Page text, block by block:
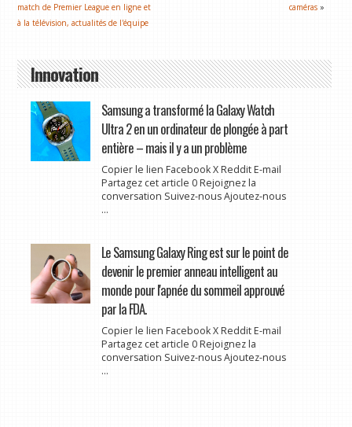
match de Premier League en ligne et
à la télévision, actualités de l'équipe
caméras »
Innovation
Samsung a transformé la Galaxy Watch
Ultra 2 en un ordinateur de plongée à part
entière – mais il y a un problème
Copier le lien Facebook X Reddit E-mail
Partagez cet article 0 Rejoignez la
conversation Suivez-nous Ajoutez-nous
...
Le Samsung Galaxy Ring est sur le point de
devenir le premier anneau intelligent au
monde pour l'apnée du sommeil approuvé
par la FDA.
Copier le lien Facebook X Reddit E-mail
Partagez cet article 0 Rejoignez la
conversation Suivez-nous Ajoutez-nous
...